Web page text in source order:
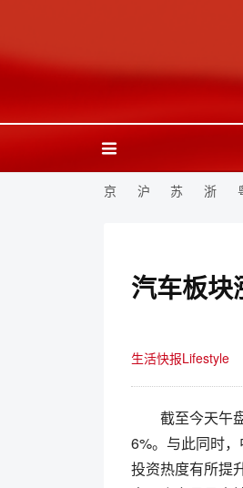
京 沪 苏 浙
汽车板块
生活快报Lifestyle
截至今天午
6%。与此同时
投资热度有所提